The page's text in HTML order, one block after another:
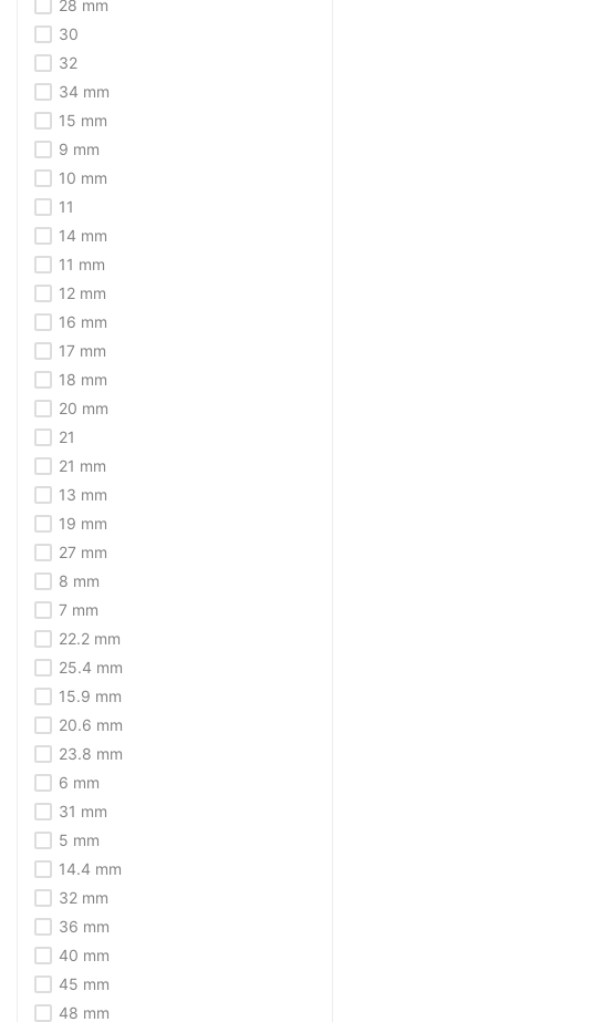
28 mm
30
32
34 mm
15 mm
9 mm
10 mm
11
14 mm
11 mm
12 mm
16 mm
17 mm
18 mm
20 mm
21
21 mm
13 mm
19 mm
27 mm
8 mm
7 mm
22.2 mm
25.4 mm
15.9 mm
20.6 mm
23.8 mm
6 mm
31 mm
5 mm
14.4 mm
32 mm
36 mm
40 mm
45 mm
48 mm